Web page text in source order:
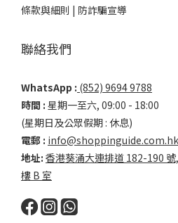
條款與細則 | 防詐騙宣導
聯絡我們
WhatsApp : (852) 9694 9788
時間 : 星期一至六, 09:00 - 18:00
(星期日及公眾假期 : 休息)
電郵 : info@shoppinguide.com.hk
地址: 香港葵涌大連排道 182-190
樓 B 室